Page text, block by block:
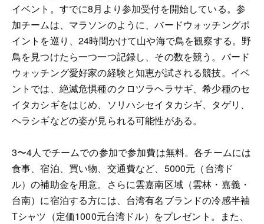
イベント。すでに8月より参加受付を開始している。参
加チームは、マラソンのように、バードウォッチングポ
イントを巡り、24時間かけて山や海で鳥を観察する。野
鳥を見つけたら一つ一つ記録し、その数を競う。バード
ウォッチング愛好家の経験と知恵が試される競技。イベ
ントでは、絶滅危惧種のクロツラヘラサギ、希少種のセ
イタカシギをはじめ、ソリハシセイタカシギ、タゲリ、
ヘラシギなどの姿が見られる可能性がある。
3〜4人でチームでの参加で参加費は無料。各チームには
食事、宿泊、買い物、交通費など、5000元（台湾ド
ル）の補助金を用意。さらに雲嘉南区域（雲林・嘉義・
台南）に宿泊する方には、台湾有名ブランドの冷感半袖
Tシャツ（定価1000元台湾ドル）をプレゼント。また、